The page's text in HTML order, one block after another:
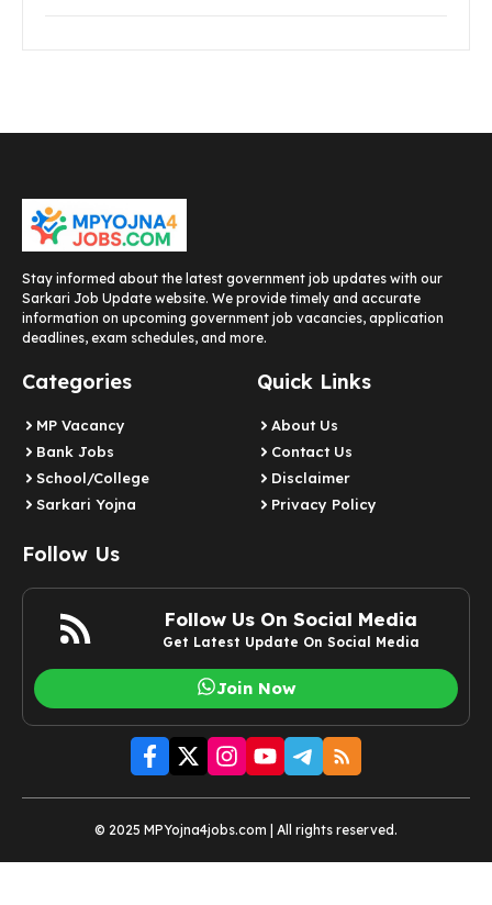
Stay informed about the latest government job updates with our
Sarkari Job Update website. We provide timely and accurate
information on upcoming government job vacancies, application
deadlines, exam schedules, and more.
Categories
MP Vacancy
Bank Jobs
School/College
Sarkari Yojna
Quick Links
About Us
Contact Us
Disclaimer
Privacy Policy
Follow Us
Follow Us On Social Media
Get Latest Update On Social Media
Join Now
© 2025 MPYojna4jobs.com | All rights reserved.